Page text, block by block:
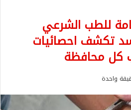
للطب الشرعي
تكشف احصائيات
كل محافظة
واحدة